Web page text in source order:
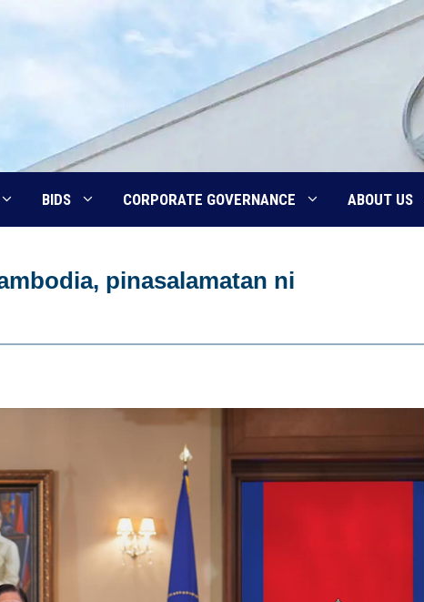
BIDS CORPORATE GOVERNANCE ABOUT US
pinasalamatan ni